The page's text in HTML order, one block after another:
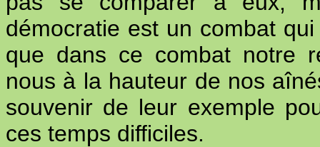
démocratie est un combat
que dans ce combat notre
nous à la hauteur de nos
souvenir de leur exemple
ces temps difficiles.